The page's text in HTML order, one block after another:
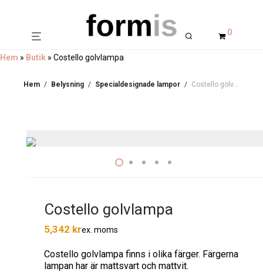
0
Hem » Butik » Costello golvlampa
Hem / Belysning / Specialdesignade lampor / Costello golvlampa
Costello golvlampa
5,342 krex. moms
Costello golvlampa finns i olika färger. Färgerna
lampan har är mattsvart och mattvit.